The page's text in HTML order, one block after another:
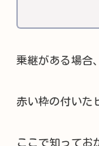
乗継がある場合
赤い枠の付いた
ここで知ってお